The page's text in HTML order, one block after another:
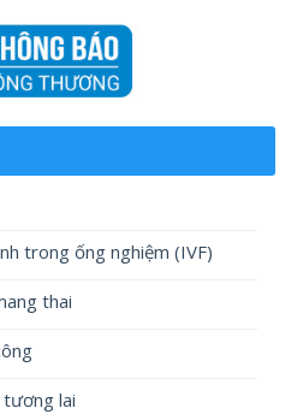
trong ống nghiệm (IVF)
thai
tương lai